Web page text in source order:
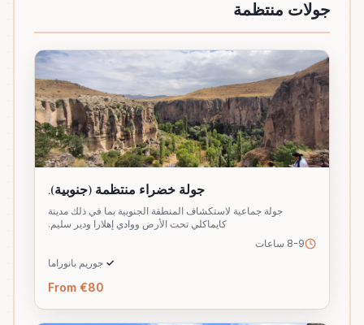
جولات منتظمة
جولة خضراء منتظمة (جنوبية).
جولة جماعية لاستكشاف المنطقة الجنوبية بما في ذلك مدينة
كايماكلي تحت الأرض ووادي إهلارا ودير سليم.
8-9 ساعات
✓ جوريم بانوراما
From €80